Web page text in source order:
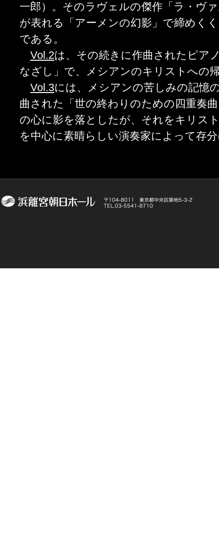
一郎）。そのラヴェルの傑作「ラ・ヴ
が表れる「アーメンの幻影」で締めく
である。
Vol.2は、その続きに作曲されたピア
なざし」で、メシアンのキリストへの
Vol.3には、メシアンの苦しみの記憶
曲された「世の終わりのための四重奏
の心に影を落としたが、それをキリス
を中心に素晴らしい演奏家によって存